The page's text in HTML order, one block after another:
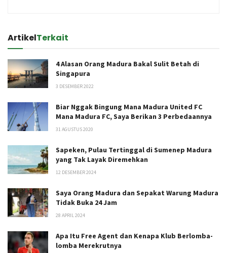
ArtikelTerkait
4 Alasan Orang Madura Bakal Sulit Betah di
Singapura
3 DESEMBER 2022
Biar Nggak Bingung Mana Madura United FC
Mana Madura FC, Saya Berikan 3 Perbedaannya
31 AGUSTUS 2020
Sapeken, Pulau Tertinggal di Sumenep Madura
yang Tak Layak Diremehkan
12 DESEMBER 2024
Saya Orang Madura dan Sepakat Warung Madura
Tidak Buka 24 Jam
28 APRIL 2024
Apa Itu Free Agent dan Kenapa Klub Berlomba-
lomba Merekrutnya